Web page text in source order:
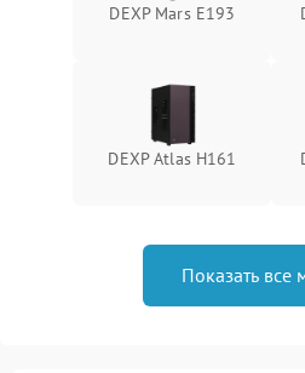
DEXP Mars E193
DEXP Atlas H161
Показать все